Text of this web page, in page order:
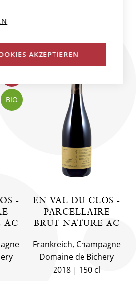
PRODUZENTEN
BIO
-
AC
EN VAL DU CLOS -
PARCELLAIRE
BRUT NATURE AC
Frankreich, Champagne
Domaine de Bichery
2018
150 cl
AKZEPTIEREN